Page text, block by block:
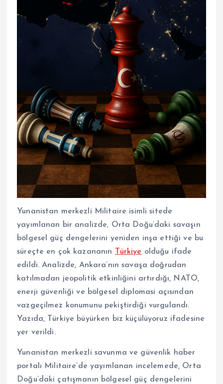
Yunanistan merkezli Militaire isimli sitede
yayımlanan bir analizde, Orta Doğu’daki savaşın
bölgesel güç dengelerini yeniden inşa ettiği ve bu
süreçte en çok kazananın
Türkiye olduğu ifade
edildi. Analizde, Ankara’nın savaşa doğrudan
katılmadan jeopolitik etkinliğini artırdığı, NATO,
enerji güvenliği ve bölgesel diplomasi açısından
vazgeçilmez konumunu pekiştirdiği vurgulandı.
Yazıda, Türkiye büyürken biz küçülüyoruz ifadesine
yer verildi.
Yunanistan merkezli savunma ve güvenlik haber
portalı Militaire’de yayımlanan incelemede, Orta
Doğu’daki çatışmanın bölgesel güç dengelerini